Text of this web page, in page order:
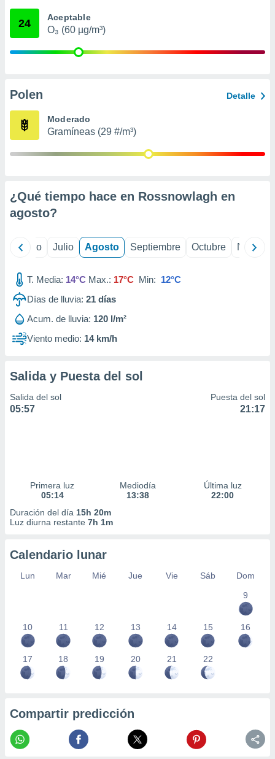
mediante
publicidad
de
24 Aceptable
O₃ (60 µg/m³)
Polen Detalle
Moderado
Gramíneas (29 #/m³)
¿Qué tiempo hace en Rossnowlagh en
agosto?
Junio Julio Agosto Septiembre Octubre
T. Media: 14°C Max.: 17°C Min: 12°C
Días de lluvia: 21 días
Acum. de lluvia: 120 l/m²
Viento medio: 14 km/h
Salida y Puesta del sol
Salida del sol
05:57
Puesta del sol
21:17
Primera luz
05:14
Mediodía
13:38
Última luz
22:00
Duración del día 15h 20m
Luz diurna restante 7h 1m
Calendario lunar
Lun Mar Mié Jue Vie Sáb
Dom
9
10 11 12 13 14 15 16
17 18 19 20 21 22
Compartir predicción